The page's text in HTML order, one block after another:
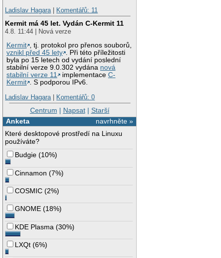
Ladislav Hagara| Komentářů: 11
Kermit má 45 let. Vydán C-Kermit 11
4.8. 11:44 | Nová verze
Kermit , tj. protokol pro přenos souborů,
vznikl před 45 lety . Při této příležitosti
byla po 15 letech od vydání poslední
stabilní verze 9.0.302 vydána nová
stabilní verze 11
implementaceC-
Kermit . S podporou IPv6.
Ladislav Hagara| Komentářů: 0
Centrum | Napsat| Starší
navrhněte »
Anketa
Které desktopové prostředí na Linuxu
používáte?
Budgie (10%)
Cinnamon (7%)
COSMIC (2%)
GNOME (18%)
KDE Plasma (30%)
LXQt (6%)